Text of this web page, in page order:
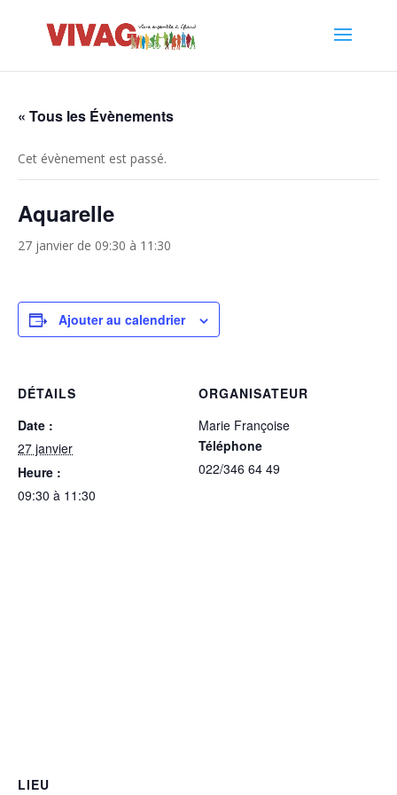
« Tous les Évènements
Cet évènement est passé.
Aquarelle
27 janvier de 09:30 à 11:30
Ajouter au calendrier
DÉTAILS
Date :
27 janvier
Heure :
09:30 à 11:30
ORGANISATEUR
Marie Françoise
Téléphone
022/346 64 49
LIEU